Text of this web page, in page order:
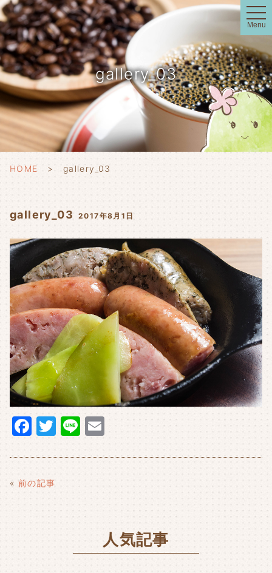
t
o
g
g
l
e
n
a
v
i
g
a
t
i
o
n
Menu
gallery_03
HOME gallery_03
gallery_03 2017年8月1日
F
c
e
T
it
Li
e ai
l
« 前の記事
人気記事